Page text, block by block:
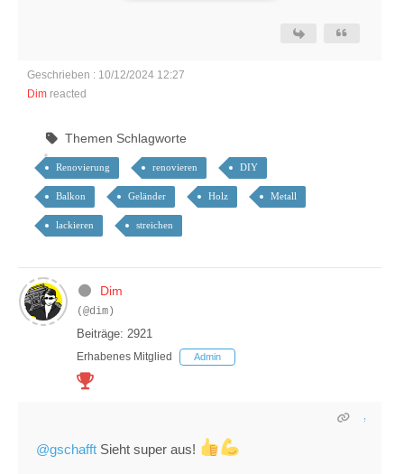
Geschrieben : 10/12/2024 12:27
Dim reacted
Themen Schlagworte
Renovierung renovieren DIY
Balkon Geländer Holz Metall
lackieren streichen
Dim
(@dim)
Beiträge: 2921
Erhabenes Mitglied Admin
@gschafft Sieht super aus!